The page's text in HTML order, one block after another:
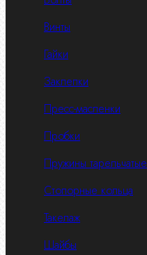
Винты
Гайки
Заклепки
Пресс-масленки
Пробки
Пружины тарельчатые
Стопорные кольца
Такелаж
Шайбы